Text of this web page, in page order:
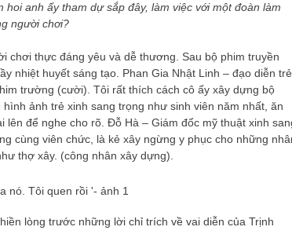
anh ấy tham dự sắp đây, làm việc với một đoàn làm
người chơi?
chơi thực đáng yêu và dễ thương. Sau bộ phim truyền
nhiệt huyết sáng tạo. Phan Gia Nhật Linh – đạo diễn trẻ
trường (cười). Tôi rất thích cách cô ấy xây dựng bộ
ảnh trẻ xinh sang trọng như sinh viên năm nhất, ăn
để nghe cho rõ. Đỗ Hà – Giám đốc mỹ thuật xinh
cùng viên chức, là kẻ xây ngừng y phục cho những
thợ xây. (công nhân xây dựng).
lòng trước những lời chỉ trích về vai diễn của Trịnh